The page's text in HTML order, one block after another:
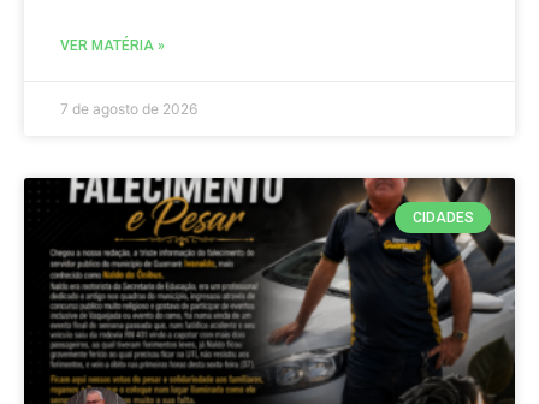
VER MATÉRIA »
7 de agosto de 2026
CIDADES